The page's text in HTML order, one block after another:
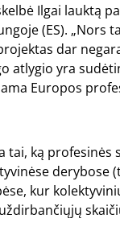
Ilgai lauktą
(ES). „Nors
dar
atlygio yra
Europos
tai, ką profesinės
derybose
kur